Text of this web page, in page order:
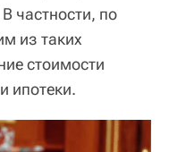
частности, по
из таких
стоимости
ипотеки.